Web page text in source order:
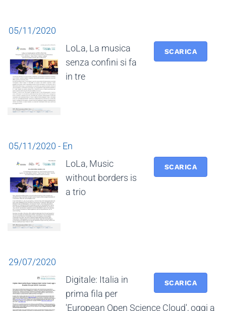
05/11/2020
SCARICA
LoLa, La musica
senza confini si fa
in tre
05/11/2020 - En
SCARICA
LoLa, Music
without borders is
a trio
29/07/2020
SCARICA
Digitale: Italia in
prima fila per
'European Open Science Cloud', oggi a